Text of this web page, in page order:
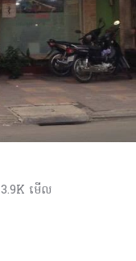
3.9K មើល